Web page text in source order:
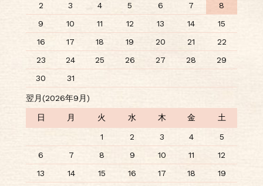
2
3 4 5 6 7
8
9
10 11 12 13 14
15
16
17 18 19 20 21
22
23
24 25 26 27 28
29
30
31
翌月(2026年9月)
日 月 火 水 木 金 土
1 2 3 4
5
6
7 8 9 10 11
12
13
14 15 16 17 18
19